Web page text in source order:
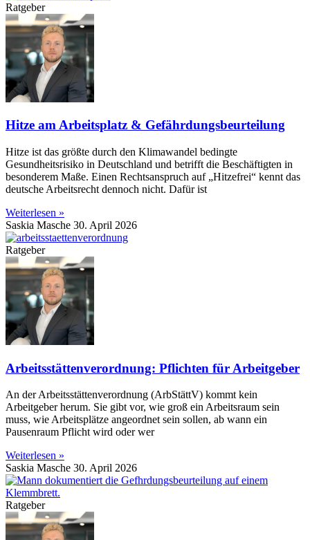
Ratgeber
Hitze am Arbeitsplatz & Gefährdungsbeurteilung
Hitze ist das größte durch den Klimawandel bedingte
Gesundheitsrisiko in Deutschland und betrifft die Beschäftigten in
besonderem Maße. Einen Rechtsanspruch auf „Hitzefrei“ kennt das
deutsche Arbeitsrecht dennoch nicht. Dafür ist
Weiterlesen »
Saskia Masche 30. April 2026
Ratgeber
Arbeitsstättenverordnung: Pflichten für Arbeitgeber
An der Arbeitsstättenverordnung (ArbStättV) kommt kein
Arbeitgeber herum. Sie gibt vor, wie groß ein Arbeitsraum sein
muss, wie Arbeitsplätze angeordnet sein sollen, ab wann ein
Pausenraum Pflicht wird oder wer
Weiterlesen »
Saskia Masche 30. April 2026
Ratgeber